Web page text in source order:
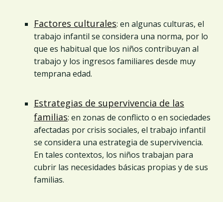
Factores culturales: en algunas culturas, el
trabajo infantil se considera una norma, por lo
que es habitual que los niños contribuyan al
trabajo y los ingresos familiares desde muy
temprana edad.
Estrategias de supervivencia de las
familias: en zonas de conflicto o en sociedades
afectadas por crisis sociales, el trabajo infantil
se considera una estrategia de supervivencia.
En tales contextos, los niños trabajan para
cubrir las necesidades básicas propias y de sus
familias.